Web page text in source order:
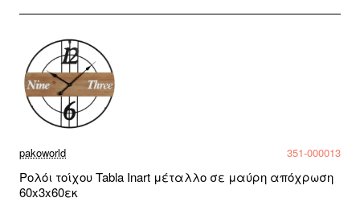
pakoworld 351-000013
Ρολόι τοίχου Tabla Inart μέταλλο σε μαύρη απόχρωση
60x3x60εκ